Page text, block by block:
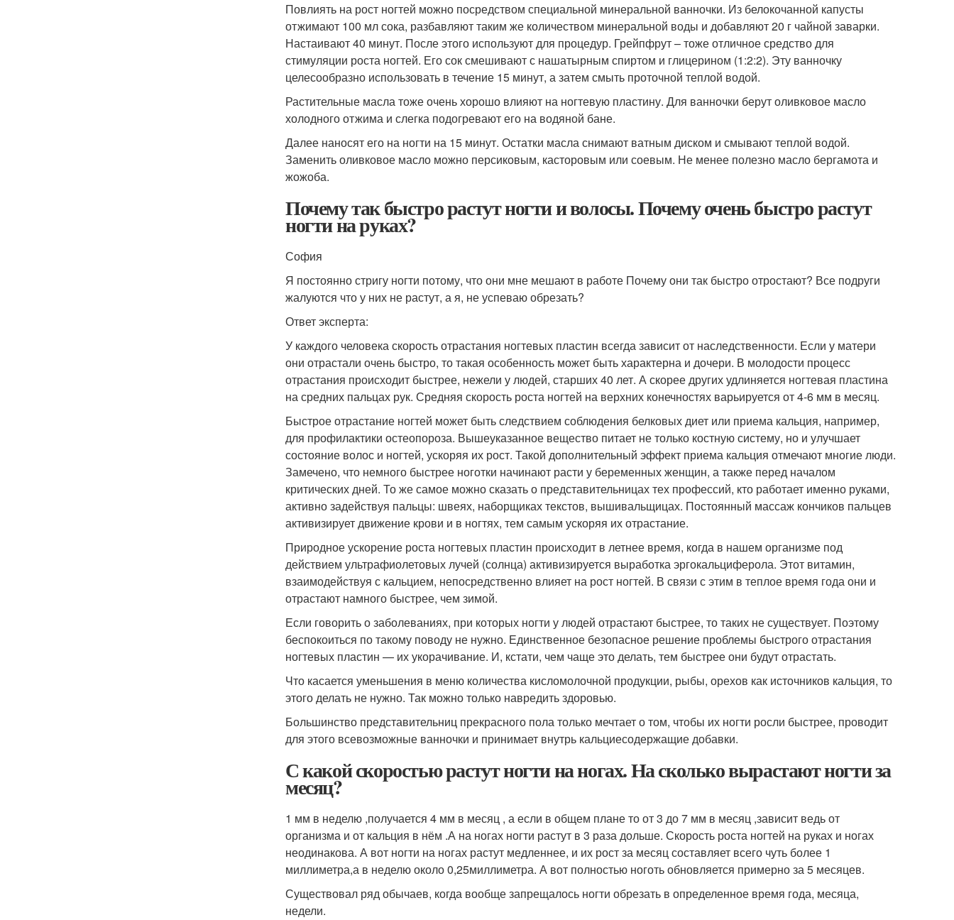
Повлиять на рост ногтей можно посредством специальной минеральной ванночки. Из белокочанной капусты
отжимают 100 мл сока, разбавляют таким же количеством минеральной воды и добавляют 20 г чайной заварки.
Настаивают 40 минут. После этого используют для процедур. Грейпфрут – тоже отличное средство для
стимуляции роста ногтей. Его сок смешивают с нашатырным спиртом и глицерином (1:2:2). Эту ванночку
целесообразно использовать в течение 15 минут, а затем смыть проточной теплой водой.
Растительные масла тоже очень хорошо влияют на ногтевую пластину. Для ванночки берут оливковое масло
холодного отжима и слегка подогревают его на водяной бане.
Далее наносят его на ногти на 15 минут. Остатки масла снимают ватным диском и смывают теплой водой.
Заменить оливковое масло можно персиковым, касторовым или соевым. Не менее полезно масло бергамота и
жожоба.
Почему так быстро растут ногти и волосы. Почему очень быстро растут
ногти на руках?
София
Я постоянно стригу ногти потому, что они мне мешают в работе Почему они так быстро отростают? Все подруги
жалуются что у них не растут, а я, не успеваю обрезать?
Ответ эксперта:
У каждого человека скорость отрастания ногтевых пластин всегда зависит от наследственности. Если у матери
они отрастали очень быстро, то такая особенность может быть характерна и дочери. В молодости процесс
отрастания происходит быстрее, нежели у людей, старших 40 лет. А скорее других удлиняется ногтевая пластина
на средних пальцах рук. Средняя скорость роста ногтей на верхних конечностях варьируется от 4-6 мм в месяц.
Быстрое отрастание ногтей может быть следствием соблюдения белковых диет или приема кальция, например,
для профилактики остеопороза. Вышеуказанное вещество питает не только костную систему, но и улучшает
состояние волос и ногтей, ускоряя их рост. Такой дополнительный эффект приема кальция отмечают многие люди.
Замечено, что немного быстрее ноготки начинают расти у беременных женщин, а также перед началом
критических дней. То же самое можно сказать о представительницах тех профессий, кто работает именно руками,
активно задействуя пальцы: швеях, наборщиках текстов, вышивальщицах. Постоянный массаж кончиков пальцев
активизирует движение крови и в ногтях, тем самым ускоряя их отрастание.
Природное ускорение роста ногтевых пластин происходит в летнее время, когда в нашем организме под
действием ультрафиолетовых лучей (солнца) активизируется выработка эргокальциферола. Этот витамин,
взаимодействуя с кальцием, непосредственно влияет на рост ногтей. В связи с этим в теплое время года они и
отрастают намного быстрее, чем зимой.
Если говорить о заболеваниях, при которых ногти у людей отрастают быстрее, то таких не существует. Поэтому
беспокоиться по такому поводу не нужно. Единственное безопасное решение проблемы быстрого отрастания
ногтевых пластин — их укорачивание. И, кстати, чем чаще это делать, тем быстрее они будут отрастать.
Что касается уменьшения в меню количества кисломолочной продукции, рыбы, орехов как источников кальция, то
этого делать не нужно. Так можно только навредить здоровью.
Большинство представительниц прекрасного пола только мечтает о том, чтобы их ногти росли быстрее, проводит
для этого всевозможные ванночки и принимает внутрь кальциесодержащие добавки.
С какой скоростью растут ногти на ногах. На сколько вырастают ногти за
месяц?
1 мм в неделю ,получается 4 мм в месяц , а если в общем плане то от 3 до 7 мм в месяц ,зависит ведь от
организма и от кальция в нём .А на ногах ногти растут в 3 раза дольше. Скорость роста ногтей на руках и ногах
неодинакова. А вот ногти на ногах растут медленнее, и их рост за месяц составляет всего чуть более 1
миллиметра,а в неделю около 0,25миллиметра. А вот полностью ноготь обновляется примерно за 5 месяцев.
Существовал ряд обычаев, когда вообще запрещалось ногти обрезать в определенное время года, месяца,
недели.